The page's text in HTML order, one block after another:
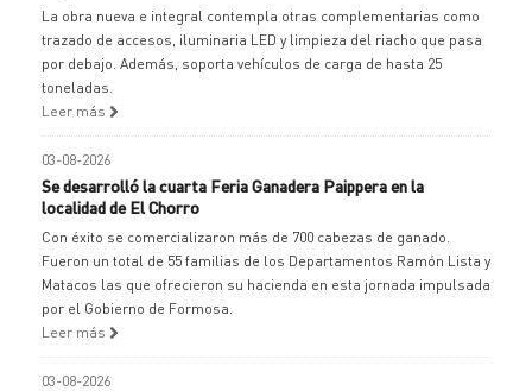
La obra nueva e integral contempla otras complementarias como
trazado de accesos, iluminaria LED y limpieza del riacho que pasa
por debajo. Además, soporta vehículos de carga de hasta 25
toneladas.
Leer más
03-08-2026
Se desarrolló la cuarta Feria Ganadera Paippera en la
localidad de El Chorro
Con éxito se comercializaron más de 700 cabezas de ganado.
Fueron un total de 55 familias de los Departamentos Ramón Lista y
Matacos las que ofrecieron su hacienda en esta jornada impulsada
por el Gobierno de Formosa.
Leer más
03-08-2026